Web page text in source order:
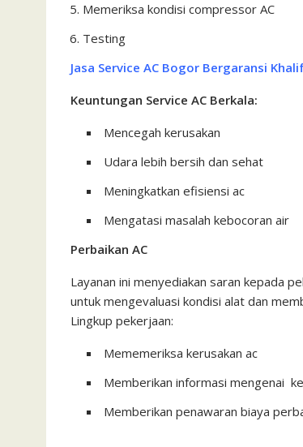
Memeriksa kondisi compressor AC
Testing
Jasa Service AC Bogor Bergaransi
Keuntungan Service AC Berkala:
Mencegah kerusakan
Udara lebih bersih dan sehat
Meningkatkan efisiensi ac
Mengatasi masalah kebocoran air
Perbaikan AC
Layanan ini menyediakan saran kepada
untuk mengevaluasi kondisi alat dan
Lingkup pekerjaan:
Mememeriksa kerusakan ac
Memberikan informasi mengenai
Memberikan penawaran biaya